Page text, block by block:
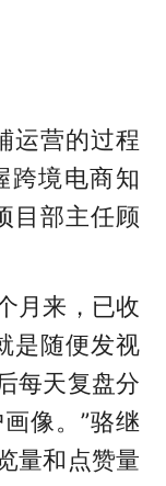
运营的过程
跨境电商知
目部主任顾
月来，已收
是随便发视
每天复盘分
像。”骆继
量和点赞量